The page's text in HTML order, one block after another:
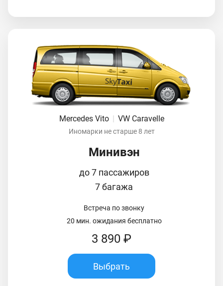
Mercedes Vito VW Caravelle
Иномарки не старше 8 лет
Минивэн
до 7 пассажиров
7 багажа
Встреча по звонку
20 мин. ожидания бесплатно
3 890 ₽
Выбрать